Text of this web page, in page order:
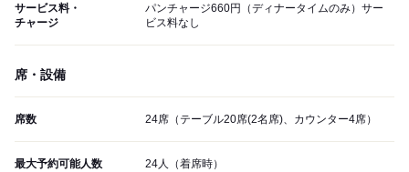
サービス料・
チャージ
パンチャージ660円（ディナータイムのみ）サー
ビス料なし
席・設備
席数 24席（テーブル20席(2名席)、カウンター4席）
最大予約可能人数 24人（着席時）